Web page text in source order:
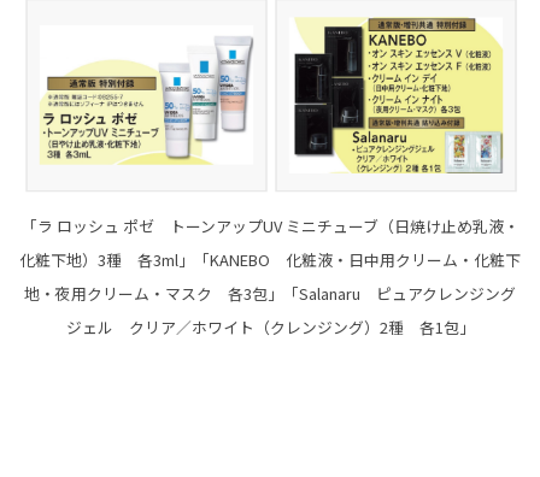
「ラ ロッシュ ポゼ トーンアップUV ミニチューブ（日焼け止め乳液・
化粧下地）3種 各3ml」「KANEBO 化粧液・日中用クリーム・化粧下
地・夜用クリーム・マスク 各3包」「Salanaru ピュアクレンジング
ジェル クリア／ホワイト（クレンジング）2種 各1包」